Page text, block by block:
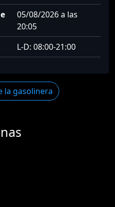
05/08/2026 a las
20:05
L-D: 08:00-21:00
la gasolinera